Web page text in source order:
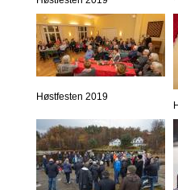
Høstfesten 2019